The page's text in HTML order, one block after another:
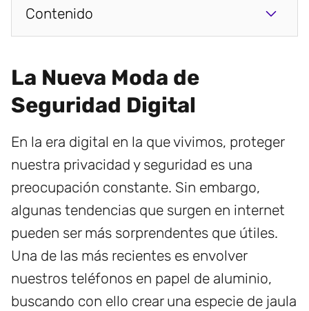
Contenido
La Nueva Moda de
Seguridad Digital
En la era digital en la que vivimos, proteger
nuestra privacidad y seguridad es una
preocupación constante. Sin embargo,
algunas tendencias que surgen en internet
pueden ser más sorprendentes que útiles.
Una de las más recientes es envolver
nuestros teléfonos en papel de aluminio,
buscando con ello crear una especie de jaula